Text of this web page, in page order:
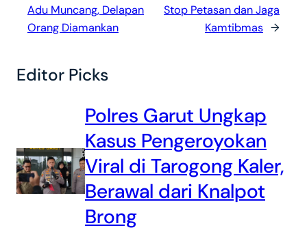
Adu Muncang, Delapan
Orang Diamankan
Stop Petasan dan Jaga
Kamtibmas →
Editor Picks
Polres Garut Ungkap
Kasus Pengeroyokan
Viral di Tarogong Kaler,
Berawal dari Knalpot
Brong